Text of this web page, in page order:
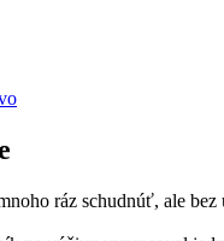
ráz schudnúť, ale bez